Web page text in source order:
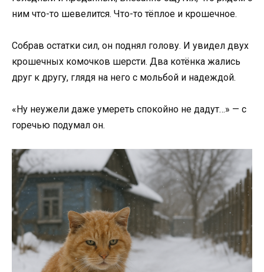
ним что-то шевелится. Что-то тёплое и крошечное.
Собрав остатки сил, он поднял голову. И увидел двух
крошечных комочков шерсти. Два котёнка жались
друг к другу, глядя на него с мольбой и надеждой.
«Ну неужели даже умереть спокойно не дадут…» — с
горечью подумал он.